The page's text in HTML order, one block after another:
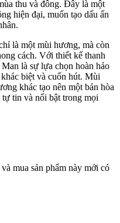
thu và đông. Đây là một
hiện đại, muốn tạo dấu ấn
là một mùi hương, mà còn
cách. Với thiết kế thanh
là sự lựa chọn hoàn hảo
biệt và cuốn hút. Mùi
khác tạo nên một bản hòa
tin và nổi bật trong mọi
mua sản phẩm này mới có